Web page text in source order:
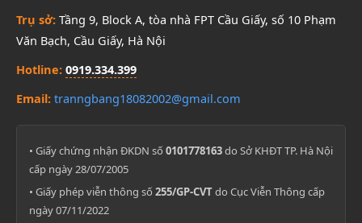
Trụ sở: Tầng 9, Block A, tòa nhà FPT Cầu Giấy, số 10 Phạm
Văn Bạch, Cầu Giấy, Hà Nội
Hotline: 0919.334.399
Email: tranngbang18082002@gmail.com
• Giấy chứng nhận ĐKDN số 0101778163do Sở KHĐT TP. Hà Nội
cấp ngày 28/07/2005
• Giấy phép viễn thông số 255/GP-CVTdo Cục Viễn Thông cấp
ngày 07/11/2022